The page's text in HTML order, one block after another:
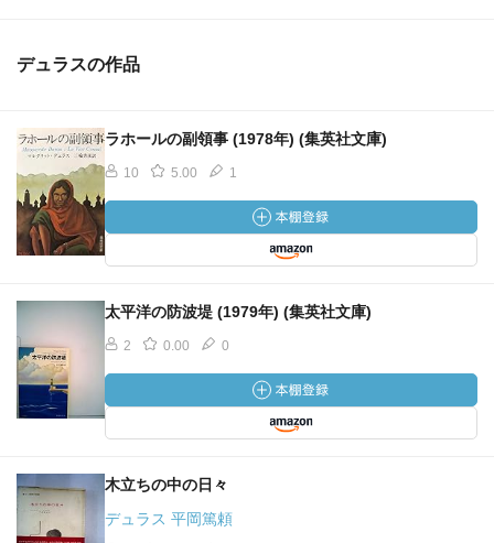
デュラスの作品
ラホールの副領事 (1978年) (集英社文庫)
10 5.00 1
太平洋の防波堤 (1979年) (集英社文庫)
2 0.00 0
木立ちの中の日々
デュラス 平岡篤頼